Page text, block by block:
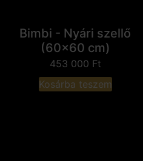
Bimbi - Nyári szellő
(60x60 cm)
453 000 Ft
Kosárba teszem